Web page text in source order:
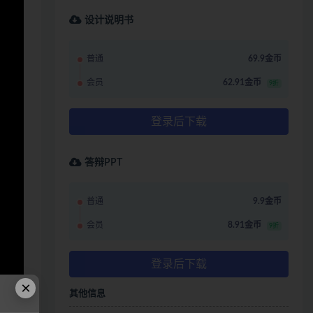
设计说明书
普通 69.9金币
会员 62.91金币 9折
登录后下载
答辩PPT
普通 9.9金币
会员 8.91金币 9折
登录后下载
其他信息
×